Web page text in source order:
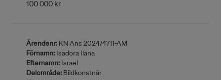
100 000 kr
Ärendenr: KN Ans 2024/4711-AM
Förnamn: Isadora Ilana
Efternamn: Israel
Delområde: Bildkonstnär